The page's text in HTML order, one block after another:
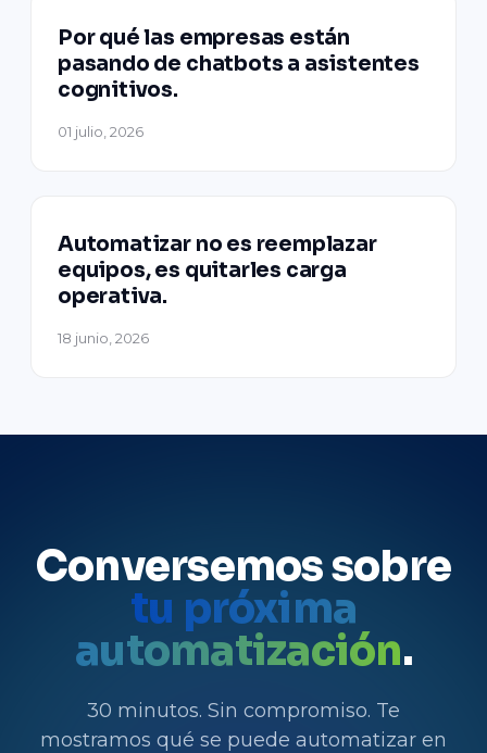
Por qué las empresas están
pasando de chatbots a asistentes
cognitivos.
01 julio, 2026
Automatizar no es reemplazar
equipos, es quitarles carga
operativa.
18 junio, 2026
Conversemos sobre
tu próxima
automatización.
30 minutos. Sin compromiso. Te
mostramos qué se puede automatizar en